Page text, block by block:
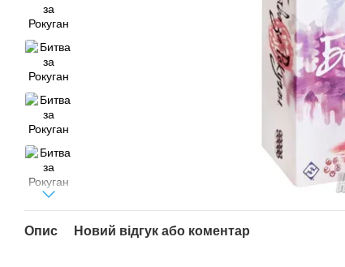
Опис Новий відгук або коментар